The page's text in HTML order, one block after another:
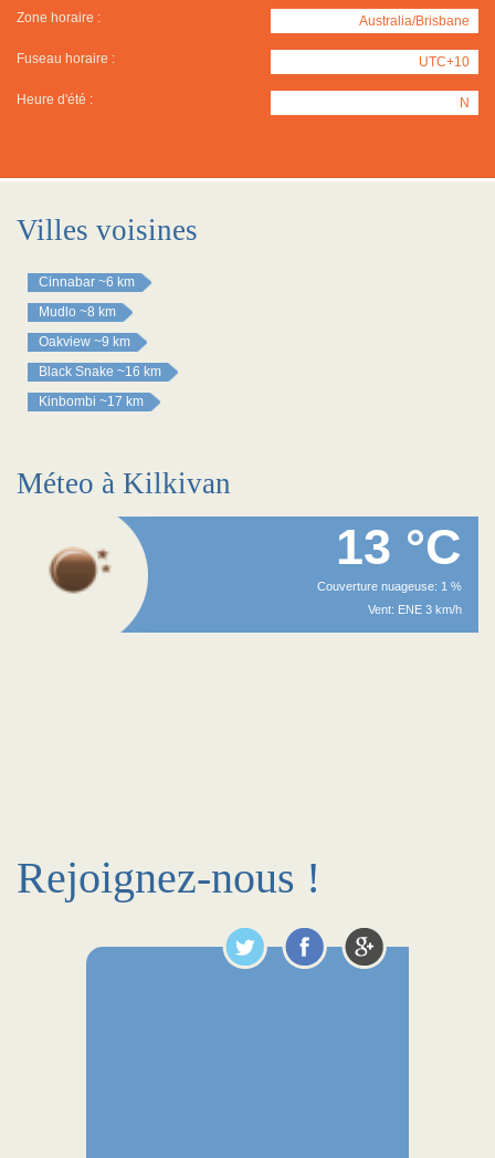
Zone horaire : Australia/Brisbane
Fuseau horaire : UTC+10
Heure d'été : N
Villes voisines
Cinnabar ~6 km
Mudlo ~8 km
Oakview ~9 km
Black Snake ~16 km
Kinbombi ~17 km
Méteo à Kilkivan
13 °C
Couverture nuageuse: 1 %
Vent: ENE 3 km/h
Rejoignez-nous !